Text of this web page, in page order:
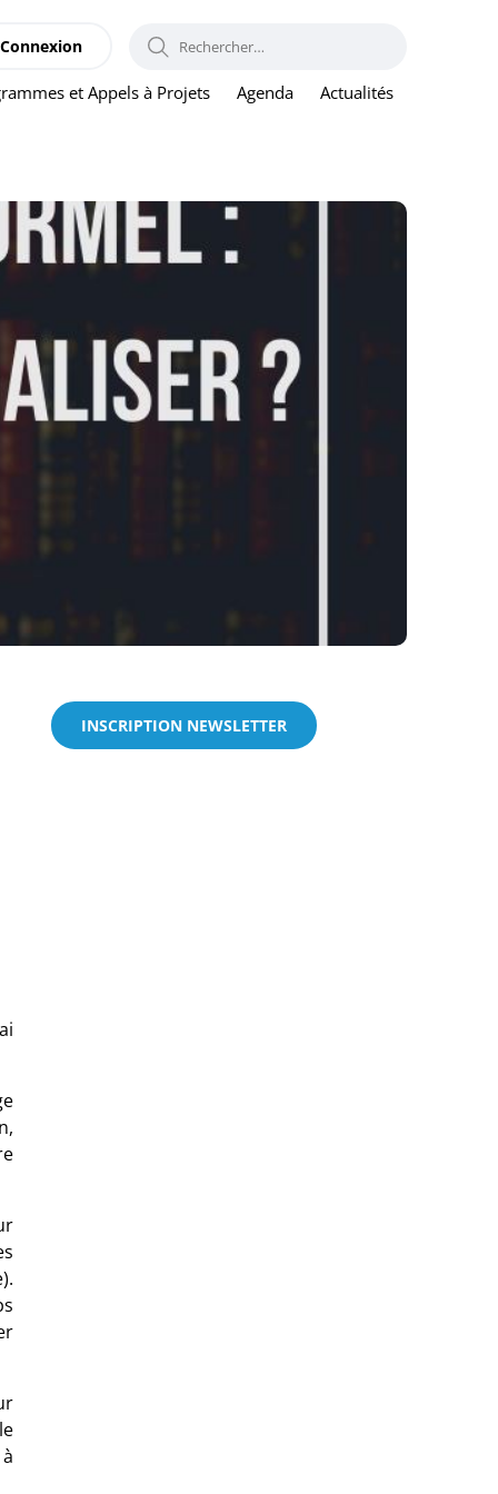
et Appels à Projets Agenda Actualités
Connexion RECHERCHER :
INSCRIPTION NEWSLETTER